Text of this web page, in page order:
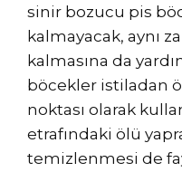
sinir bozucu pis
kalmayacak, aynı
kalmasına da
böcekler istiladan
noktası olarak
etrafındaki ölü
temizlenmesi de